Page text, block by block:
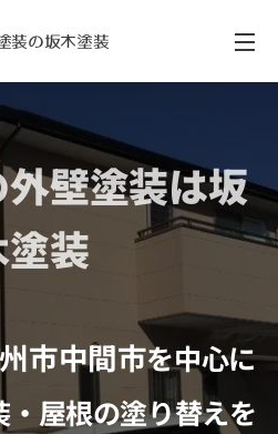
装の坂木塗装
壁塗装は坂
装
市中間市を中心に
屋根の塗り替えを